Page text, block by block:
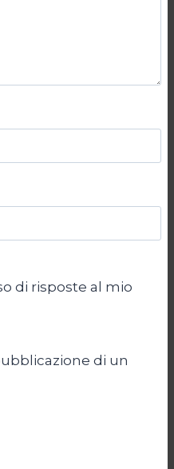
di risposte al mio
di un